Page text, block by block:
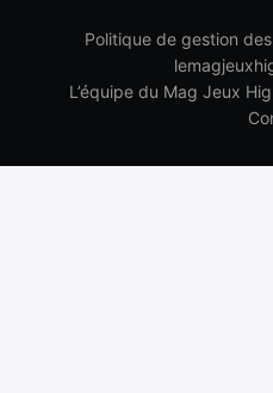
Politique de gestion
L’équipe du Mag Jeux